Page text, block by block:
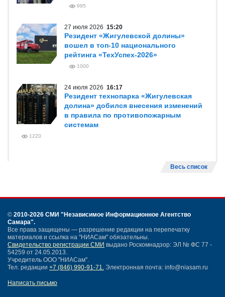
995
27 июля 2026 15:20
Резидент «Жигулевской долины»
вошел в топ-10 национального
рейтинга «ТехУспех-2026»
1000
24 июля 2026 16:17
Резидент технопарка «Жигулевская
долина» добился внесения изменений
в правила по противопожарным
системам
1220
Весь список
© 2010-2026 СМИ "Независимое Информационное Агентство
Самара".
Все права защищены — разрешение редакции на перепечатку
материалов и ссылка на "НИАСам" обязательны.
Свидетельство регистрации СМИ выдано Роскомнадзор: ЭЛ № ФС 77 -
54259 от 24.05.2013.
Учредитель ООО "НИАСам".
Тел. редакции +7 (846) 990-91-71. Электронная почта: info@niasam.ru
Написать письмо